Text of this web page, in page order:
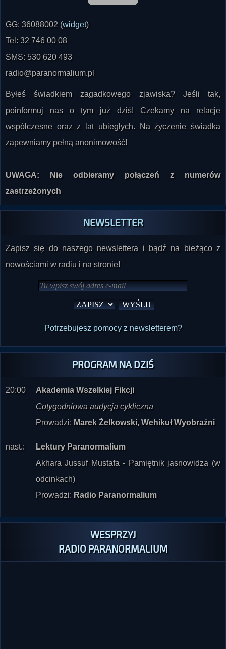
GG: 36088002 (widget)
Tel: 32 746 00 08
SMS: 530 620 493
radio@paranormalium.pl
Byłeś świadkiem zagadkowego zjawiska? Jeśli tak,
poinformuj nas o tym już dziś! Czekamy na relacje
współczesne oraz z lat ubiegłych. Na życzenie świadka
zapewniamy pełną anonimowość!
UWAGA: Nie odbieramy połączeń z numerów
zastrzeżonych
NEWSLETTER
Zapisz się do naszego newslettera i bądź na bieżąco z
nowościami w radiu i na stronie!
Potrzebujesz pomocy z newsletterem?
PROGRAM NA DZIŚ
20:00
Akademia Wszelkiej Fikcji
Cotygodniowa audycja cykliczna
Prowadzi: Marek Żelkowski, Wehikuł Wyobraźni
nast.:
Lektury Paranormalium
Akhara Jussuf Mustafa - Pamiętnik jasnowidza (w
odcinkach)
Prowadzi: Radio Paranormalium
WESPRZYJ
RADIO PARANORMALIUM